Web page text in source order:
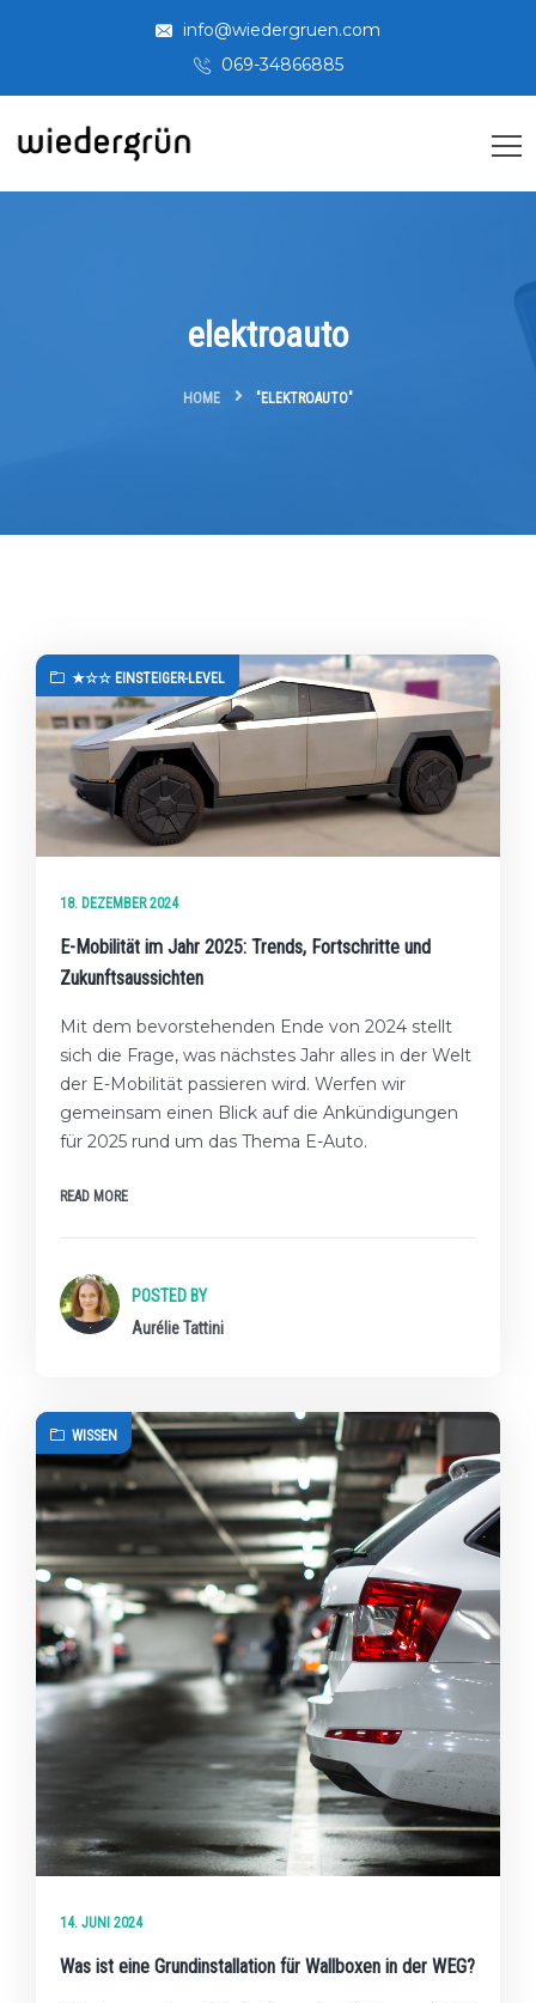
info@wiedergruen.com
069-34866885
elektroauto
HOME "ELEKTROAUTO"
★☆☆ EINSTEIGER-LEVEL
18. DEZEMBER 2024
E-Mobilität im Jahr 2025: Trends, Fortschritte und
Zukunftsaussichten
Mit dem bevorstehenden Ende von 2024 stellt
sich die Frage, was nächstes Jahr alles in der Welt
der E-Mobilität passieren wird. Werfen wir
gemeinsam einen Blick auf die Ankündigungen
für 2025 rund um das Thema E-Auto.
READ MORE
POSTED BY
Aurélie Tattini
WISSEN
14. JUNI 2024
Was ist eine Grundinstallation für Wallboxen in der WEG?